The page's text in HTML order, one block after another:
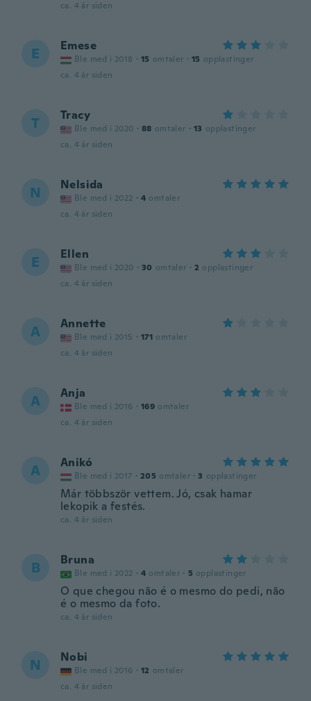
ca. 4 år siden
E Emese
Ble med i 2018 · 15 omtaler · 15 opplastinger
ca. 4 år siden
T Tracy
Ble med i 2020 · 88 omtaler · 13 opplastinger
ca. 4 år siden
N Nelsida
Ble med i 2022 · 4 omtaler
ca. 4 år siden
E Ellen
Ble med i 2020 · 30 omtaler · 2 opplastinger
ca. 4 år siden
A Annette
Ble med i 2015 · 171 omtaler
ca. 4 år siden
A Anja
Ble med i 2016 · 169 omtaler
ca. 4 år siden
A Anikó
Ble med i 2017 · 205 omtaler · 3 opplastinger
Már többször vettem. Jó, csak hamar
lekopik a festés.
ca. 4 år siden
B Bruna
Ble med i 2022 · 4 omtaler · 5 opplastinger
O que chegou não é o mesmo do pedi, não
é o mesmo da foto.
ca. 4 år siden
N Nobi
Ble med i 2016 · 12 omtaler
ca. 4 år siden